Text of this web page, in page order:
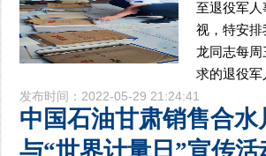
至退役军
视，特安
龙同志每
求的退役军
发布时间：2022-05-29 21:24:41
中国石油甘肃销售合
与“世界计量日”宣传活